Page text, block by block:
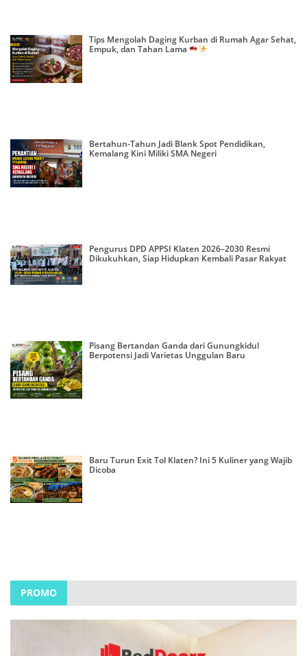
Tips Mengolah Daging Kurban di Rumah Agar Sehat,
Empuk, dan Tahan Lama
Bertahun-Tahun Jadi Blank Spot Pendidikan,
Kemalang Kini Miliki SMA Negeri
Pengurus DPD APPSI Klaten 2026–2030 Resmi
Dikukuhkan, Siap Hidupkan Kembali Pasar Rakyat
Pisang Bertandan Ganda dari Gunungkidul
Berpotensi Jadi Varietas Unggulan Baru
Baru Turun Exit Tol Klaten? Ini 5 Kuliner yang Wajib
Dicoba
PROMO